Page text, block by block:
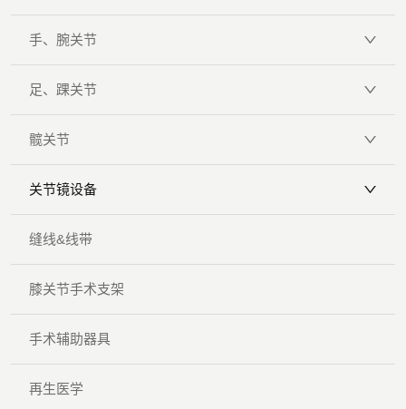
手、腕关节
足、踝关节
髋关节
关节镜设备
缝线&线带
膝关节手术支架
手术辅助器具
再生医学